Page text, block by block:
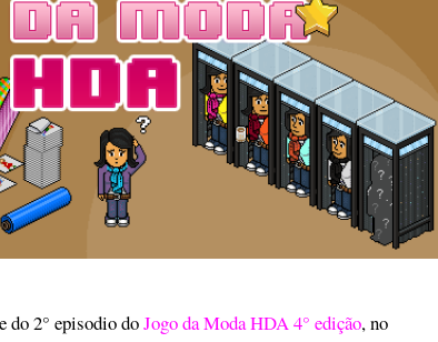
do 2° episodio doJogo da Moda HDA 4° edição, no